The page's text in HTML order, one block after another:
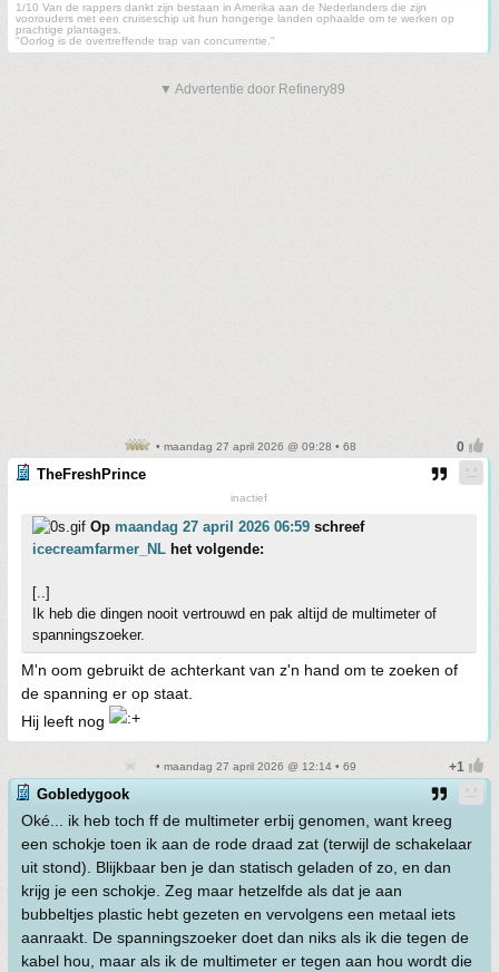
1/10 Van de rappers dankt zijn bestaan in Amerika aan de Nederlanders die zijn
voorouders met een cruiseschip uit hun hongerige landen ophaalde om te werken op
prachtige plantages.
"Oorlog is de overtreffende trap van concurrentie."
▼ Advertentie door Refinery89
• maandag 27 april 2026 @ 09:28 • 68
TheFreshPrince
inactief
Op maandag 27 april 2026 06:59 schreef
icecreamfarmer_NL het volgende:
[..]
Ik heb die dingen nooit vertrouwd en pak altijd de multimeter of
spanningszoeker.
M'n oom gebruikt de achterkant van z'n hand om te zoeken of
de spanning er op staat.
Hij leeft nog
• maandag 27 april 2026 @ 12:14 • 69
Gobledygook
Oké... ik heb toch ff de multimeter erbij genomen, want kreeg
een schokje toen ik aan de rode draad zat (terwijl de schakelaar
uit stond). Blijkbaar ben je dan statisch geladen of zo, en dan
krijg je een schokje. Zeg maar hetzelfde als dat je aan
bubbeltjes plastic hebt gezeten en vervolgens een metaal iets
aanraakt. De spanningszoeker doet dan niks als ik die tegen de
kabel hou, maar als ik de multimeter er tegen aan hou wordt die